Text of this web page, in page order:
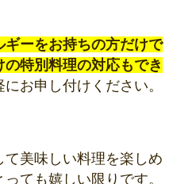
ギーをお持ちの方だけで
特別料理の対応もでき
お申し付けください。
美味しい料理を楽しめ
ても嬉しい限りです。